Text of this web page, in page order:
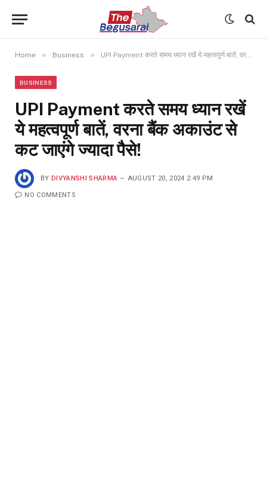
Home » Business » UPI Payment करते समय ध्यान रखें ये महत्वपूर्ण बातें, वरना बैंक अकाउंट से कट जाएंगे ज्यादा पैसे!
BUSINESS
UPI Payment करते समय ध्यान रखें
ये महत्वपूर्ण बातें, वरना बैंक अकाउंट से
कट जाएंगे ज्यादा पैसे!
BY DIVYANSHI SHARMA AUGUST 20, 2024 2:49 PM
NO COMMENTS